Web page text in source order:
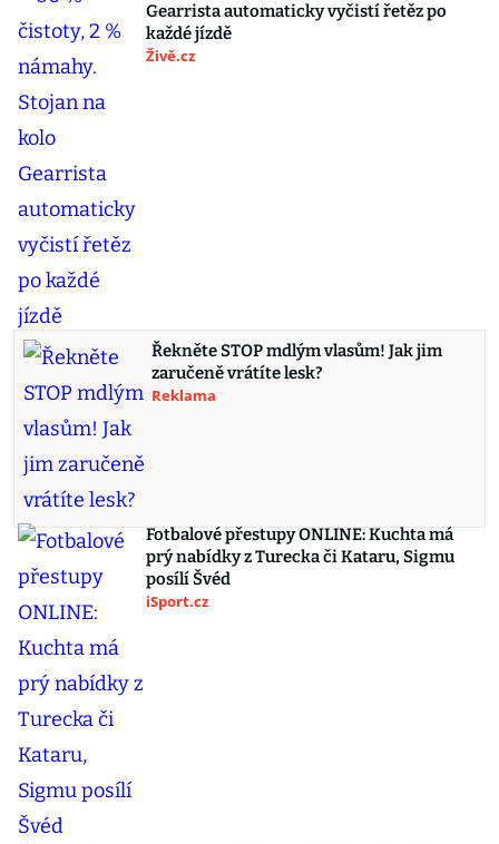
Gearrista automaticky vyčistí řetěz po
každé jízdě
Živě.cz
Řekněte STOP mdlým vlasům! Jak jim
zaručeně vrátíte lesk?
Reklama
Fotbalové přestupy ONLINE: Kuchta má
prý nabídky z Turecka či Kataru, Sigmu
posílí Švéd
iSport.cz